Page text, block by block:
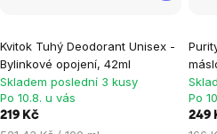
Kvitok Tuhý Deodorant Unisex -
Bylinkové opojení, 42ml
Skladem poslední 3 kusy
Po 10.8. u vás
219 Kč
je
5,0
Po
249